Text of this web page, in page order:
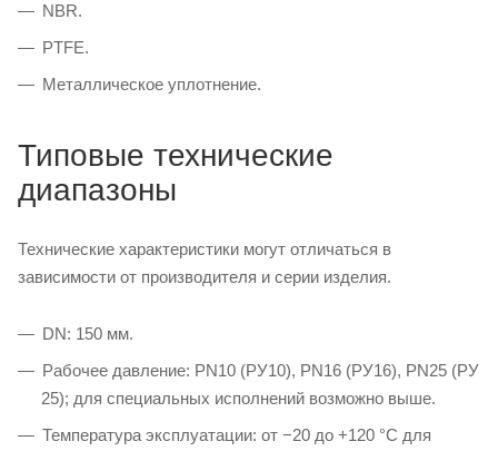
NBR.
PTFE.
Металлическое уплотнение.
Типовые технические
диапазоны
Технические характеристики могут отличаться в
зависимости от производителя и серии изделия.
DN: 150 мм.
Рабочее давление: PN10 (РУ10), PN16 (РУ16), PN25 (РУ
25); для специальных исполнений возможно выше.
Температура эксплуатации: от −20 до +120 °C для